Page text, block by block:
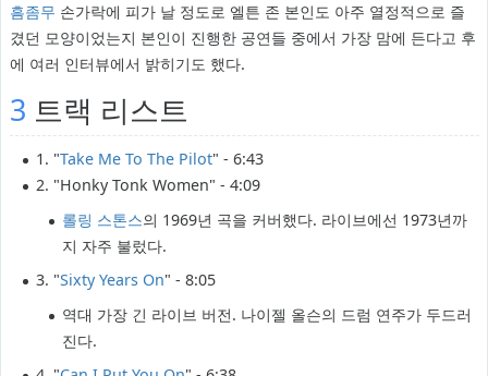
흠좀무 손가락에 피가 날 정도로 엘튼 존 본인도 아주 열정적으로 즐
겼던 모양이었는지 본인이 진행한 공연들 중에서 가장 맘에 든다고 후
에 여러 인터뷰에서 밝히기도 했다.
3 트랙 리스트
1. "Take Me To The Pilot" - 6:43
2. "Honky Tonk Women" - 4:09
롤링 스톤스의 1969년 곡을 커버했다. 라이브에선 1973년까
지 자주 불렀다.
3. "Sixty Years On" - 8:05
역대 가장 긴 라이브 버전. 나이젤 올슨의 드럼 연주가 두드러
진다.